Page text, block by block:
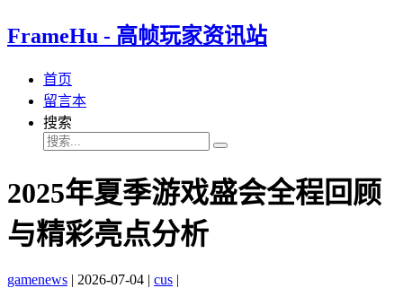
FrameHu - 高帧玩家资讯站
首页
留言本
搜索
2025年夏季游戏盛会全程回顾
与精彩亮点分析
gamenews | 2026-07-04 | cus |